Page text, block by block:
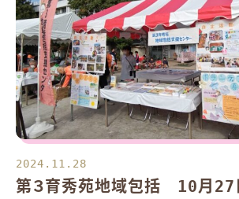
2024.11.28
第３育秀苑地域包括 10月27日